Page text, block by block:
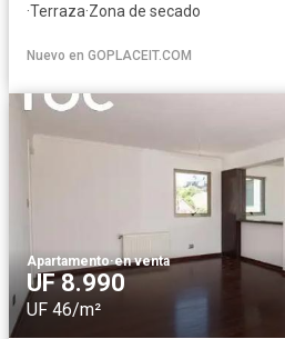
·Terraza·Zona de secado
Nuevo en GOPLACEIT.COM
Apartamento·en venta
UF 8.990
UF 46/m²